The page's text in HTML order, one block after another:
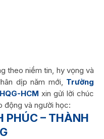
theo niềm tin, hy vọng và
dịp năm mới, Trường
HCM xin gửi lời chúc
động và người học:
PHÚC – THÀNH